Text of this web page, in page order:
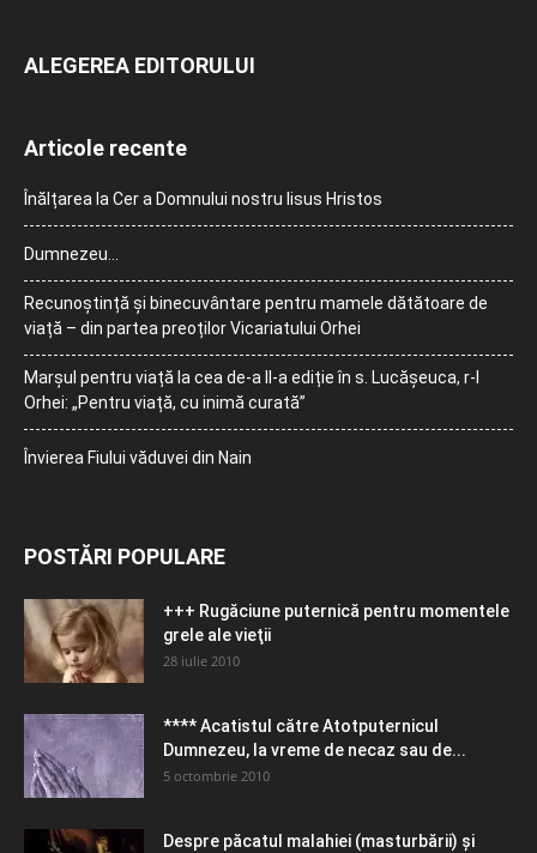
ALEGEREA EDITORULUI
Articole recente
Înălțarea la Cer a Domnului nostru Iisus Hristos
Dumnezeu…
Recunoștință și binecuvântare pentru mamele dătătoare de
viață – din partea preoților Vicariatului Orhei
Marșul pentru viață la cea de-a II-a ediție în s. Lucășeuca, r-l
Orhei: „Pentru viață, cu inimă curată”
Învierea Fiului văduvei din Nain
POSTĂRI POPULARE
+++ Rugăciune puternică pentru momentele
grele ale vieţii
28 iulie 2010
**** Acatistul către Atotputernicul
Dumnezeu, la vreme de necaz sau de...
5 octombrie 2010
Despre păcatul malahiei (masturbării) şi